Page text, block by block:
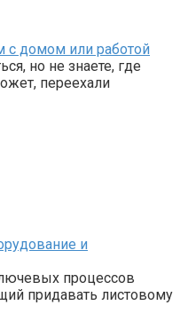
с домом или работой
но не знаете, где
переехали
и
процессов
придавать листовому